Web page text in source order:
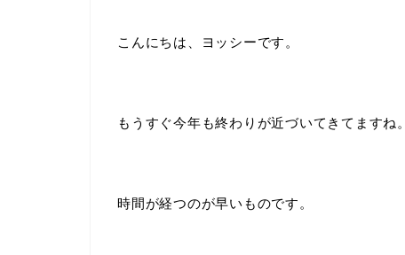
こんにちは、ヨッシーです。
もうすぐ今年も終わりが近づいてきてますね。
時間が経つのが早いものです。